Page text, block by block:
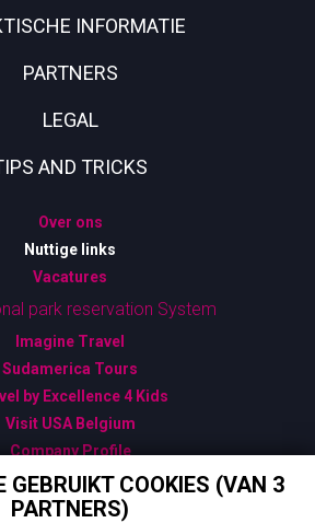
INFORMATIE
PARTNERS
LEGAL
AND TRICKS
Over ons
Nuttige links
Vacatures
park reservation System
Imagine Travel
Sudamerica Tours
by Excellence 4 Kids
Visit USA Belgium
Company Profile
Verkoopsvoorwaarden
Verkoopsvoorwaarden
GEBRUIKT COOKIES (VAN 3
PARTNERS)